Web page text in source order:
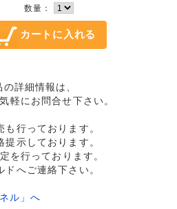
数量：
詳細情報は、
軽にお問合せ下さい。
行っております。
示しております。
を行っております。
へご連絡下さい。
ル」へ